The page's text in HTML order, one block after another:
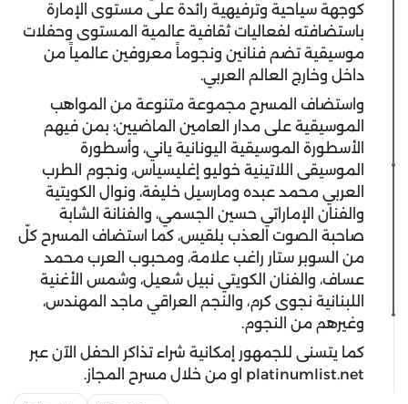
كوجهة سياحية وترفيهية رائدة على مستوى الإمارة
باستضافته لفعاليات ثقافية عالمية المستوى وحفلات
موسيقية تضم فنانين ونجوماً معروفين عالمياً من
داخل وخارج العالم العربي.
واستضاف المسرح مجموعة متنوعة من المواهب
الموسيقية على مدار العامين الماضيين؛ بمن فيهم
الأسطورة الموسيقية اليونانية ياني، وأسطورة
الموسيقى اللاتينية خوليو إغليسياس، ونجوم الطرب
العربي محمد عبده ومارسيل خليفة، ونوال الكويتية
والفنان الإماراتي حسين الجسمي، والفنانة الشابة
صاحبة الصوت العذب بلقيس، كما استضاف المسرح كلّ
من السوبر ستار راغب علامة، ومحبوب العرب محمد
عساف، والفنان الكويتي نبيل شعيل، وشمس الأغنية
اللبنانية نجوى كرم، والنجم العراقي ماجد المهندس،
وغيرهم من النجوم.
كما يتسنى للجمهور إمكانية شراء تذاكر الحفل الآن عبر
platinumlist.net او من خلال مسرح المجاز.